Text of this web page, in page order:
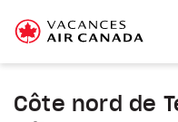
Côte nord de